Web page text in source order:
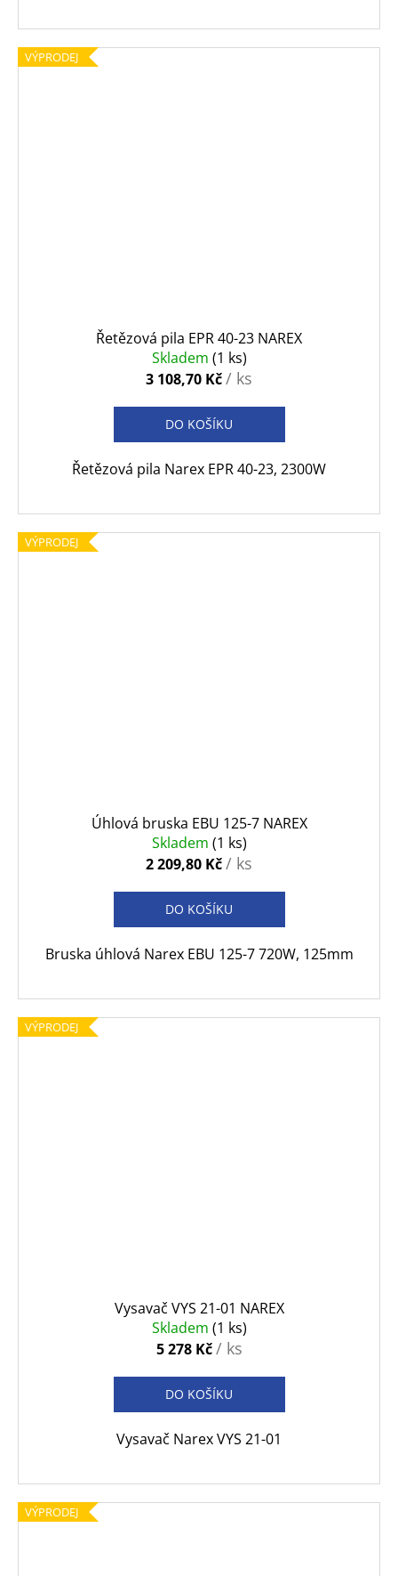
VÝPRODEJ
Řetězová pila EPR 40-23 NAREX
Skladem (1 ks)
3 108,70 Kč/ ks
DO KOŠÍKU
Řetězová pila Narex EPR 40-23, 2300W
VÝPRODEJ
Úhlová bruska EBU 125-7 NAREX
Skladem (1 ks)
2 209,80 Kč/ ks
DO KOŠÍKU
Bruska úhlová Narex EBU 125-7 720W, 125mm
VÝPRODEJ
Vysavač VYS 21-01 NAREX
Skladem (1 ks)
5 278 Kč/ ks
DO KOŠÍKU
Vysavač Narex VYS 21-01
VÝPRODEJ